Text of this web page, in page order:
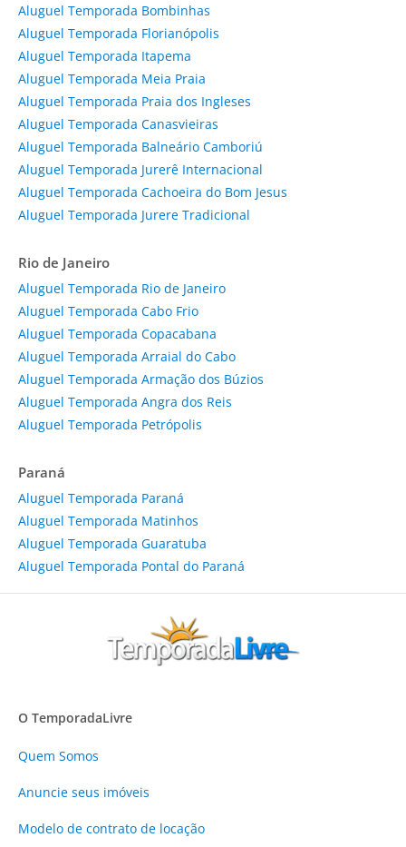
Aluguel Temporada Bombinhas
Aluguel Temporada Florianópolis
Aluguel Temporada Itapema
Aluguel Temporada Meia Praia
Aluguel Temporada Praia dos Ingleses
Aluguel Temporada Canasvieiras
Aluguel Temporada Balneário Camboriú
Aluguel Temporada Jurerê Internacional
Aluguel Temporada Cachoeira do Bom Jesus
Aluguel Temporada Jurere Tradicional
Rio de Janeiro
Aluguel Temporada Rio de Janeiro
Aluguel Temporada Cabo Frio
Aluguel Temporada Copacabana
Aluguel Temporada Arraial do Cabo
Aluguel Temporada Armação dos Búzios
Aluguel Temporada Angra dos Reis
Aluguel Temporada Petrópolis
Paraná
Aluguel Temporada Paraná
Aluguel Temporada Matinhos
Aluguel Temporada Guaratuba
Aluguel Temporada Pontal do Paraná
O TemporadaLivre
Quem Somos
Anuncie seus imóveis
Modelo de contrato de locação